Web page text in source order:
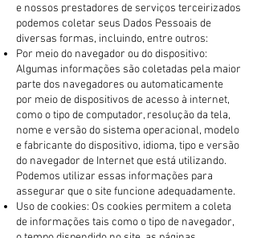
e nossos prestadores de serviços terceirizados
podemos coletar seus Dados Pessoais de
diversas formas, incluindo, entre outros:
Por meio do navegador ou do dispositivo:
Algumas informações são coletadas pela maior
parte dos navegadores ou automaticamente
por meio de dispositivos de acesso à internet,
como o tipo de computador, resolução da tela,
nome e versão do sistema operacional, modelo
e fabricante do dispositivo, idioma, tipo e versão
do navegador de Internet que está utilizando.
Podemos utilizar essas informações para
assegurar que o site funcione adequadamente.
Uso de cookies: Os cookies permitem a coleta
de informações tais como o tipo de navegador,